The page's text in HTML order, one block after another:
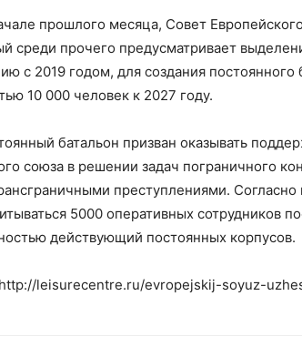
прошлого месяца, Совет
среди прочего предусматривает
с 2019 годом, для создания постоянного
10 000 человек к 2027 году.
батальон призван оказывать
союза в решении задач пограничного
преступлениями. Согласно
5000 оперативных сотрудников
действующий постоянных корпусов.
leisurecentre.ru/evropejskij-soyuz-